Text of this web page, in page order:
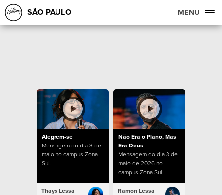
SÃO PAULO MENU
Alegrem-se
Mensagem do dia 3 de
maio no campus Zona
Sul.
Thays Lessa
Não Era o Plano, Mas
Era Deus
Mensagem do dia 3 de
maio de 2026 no
campus Zona Sul.
Ramon Lessa